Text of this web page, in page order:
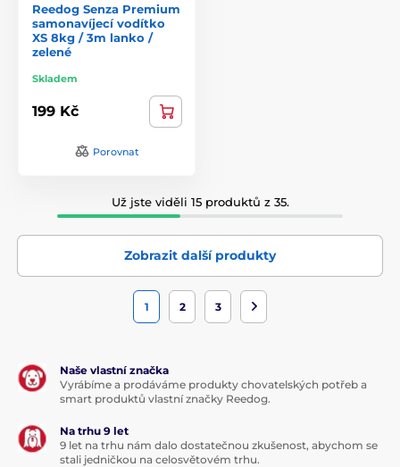
Reedog Senza Premium
samonavíjecí vodítko
XS 8kg / 3m lanko /
zelené
Skladem
199 Kč
Porovnat
Už jste viděli 15 produktů z 35.
Zobrazit další produkty
1 2 3
Naše vlastní značka
Vyrábíme a prodáváme produkty chovatelských potřeb a
smart produktů vlastní značky Reedog.
Na trhu 9 let
9 let na trhu nám dalo dostatečnou zkušenost, abychom se
stali jedničkou na celosvětovém trhu.